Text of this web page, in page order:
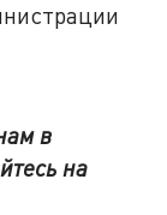
в
на